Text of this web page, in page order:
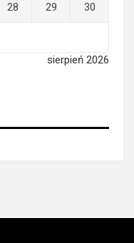
sierpień 2026
28 29 30